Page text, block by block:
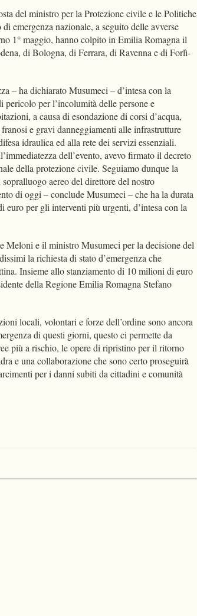
del ministro per la Protezione civile e le Politiche
emergenza nazionale, a seguito delle avverse
1° maggio, hanno colpito in Emilia Romagna il
di Bologna, di Ferrara, di Ravenna e di Forlì-
– ha dichiarato Musumeci – d’intesa con la
pericolo per l’incolumità delle persone e
a causa di esondazione di corsi d’acqua,
e gravi danneggiamenti alle infrastrutture
idraulica ed alla rete dei servizi essenziali.
dell’evento, avevo firmato il decreto
della protezione civile. Seguiamo dunque la
aereo del direttore del nostro
di oggi – conclude Musumeci – che ha la durata
per gli interventi più urgenti, d’intesa con la
e il ministro Musumeci per la decisione del
la richiesta di stato d’emergenza che
Insieme allo stanziamento di 10 milioni di euro
della Regione Emilia Romagna Stefano
locali, volontari e forze dell’ordine sono ancora
di questi giorni, questo ci permette da
più a rischio, le opere di ripristino per il ritorno
e una collaborazione che sono certo proseguirà
per i danni subiti da cittadini e comunità